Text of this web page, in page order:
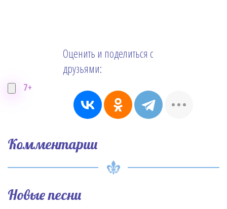
7+
Оценить и поделиться с
друзьями:
Комментарии
Новые песни